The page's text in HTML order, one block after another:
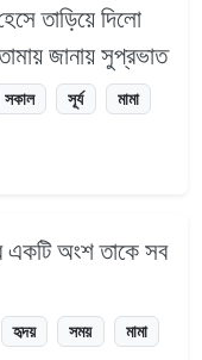
তাড়িয়ে দিলো
জানায় সুপ্রভাত
সকাল সূর্য মামা
একটি অংশ তাকে সব
হৃদয় সময় মামা